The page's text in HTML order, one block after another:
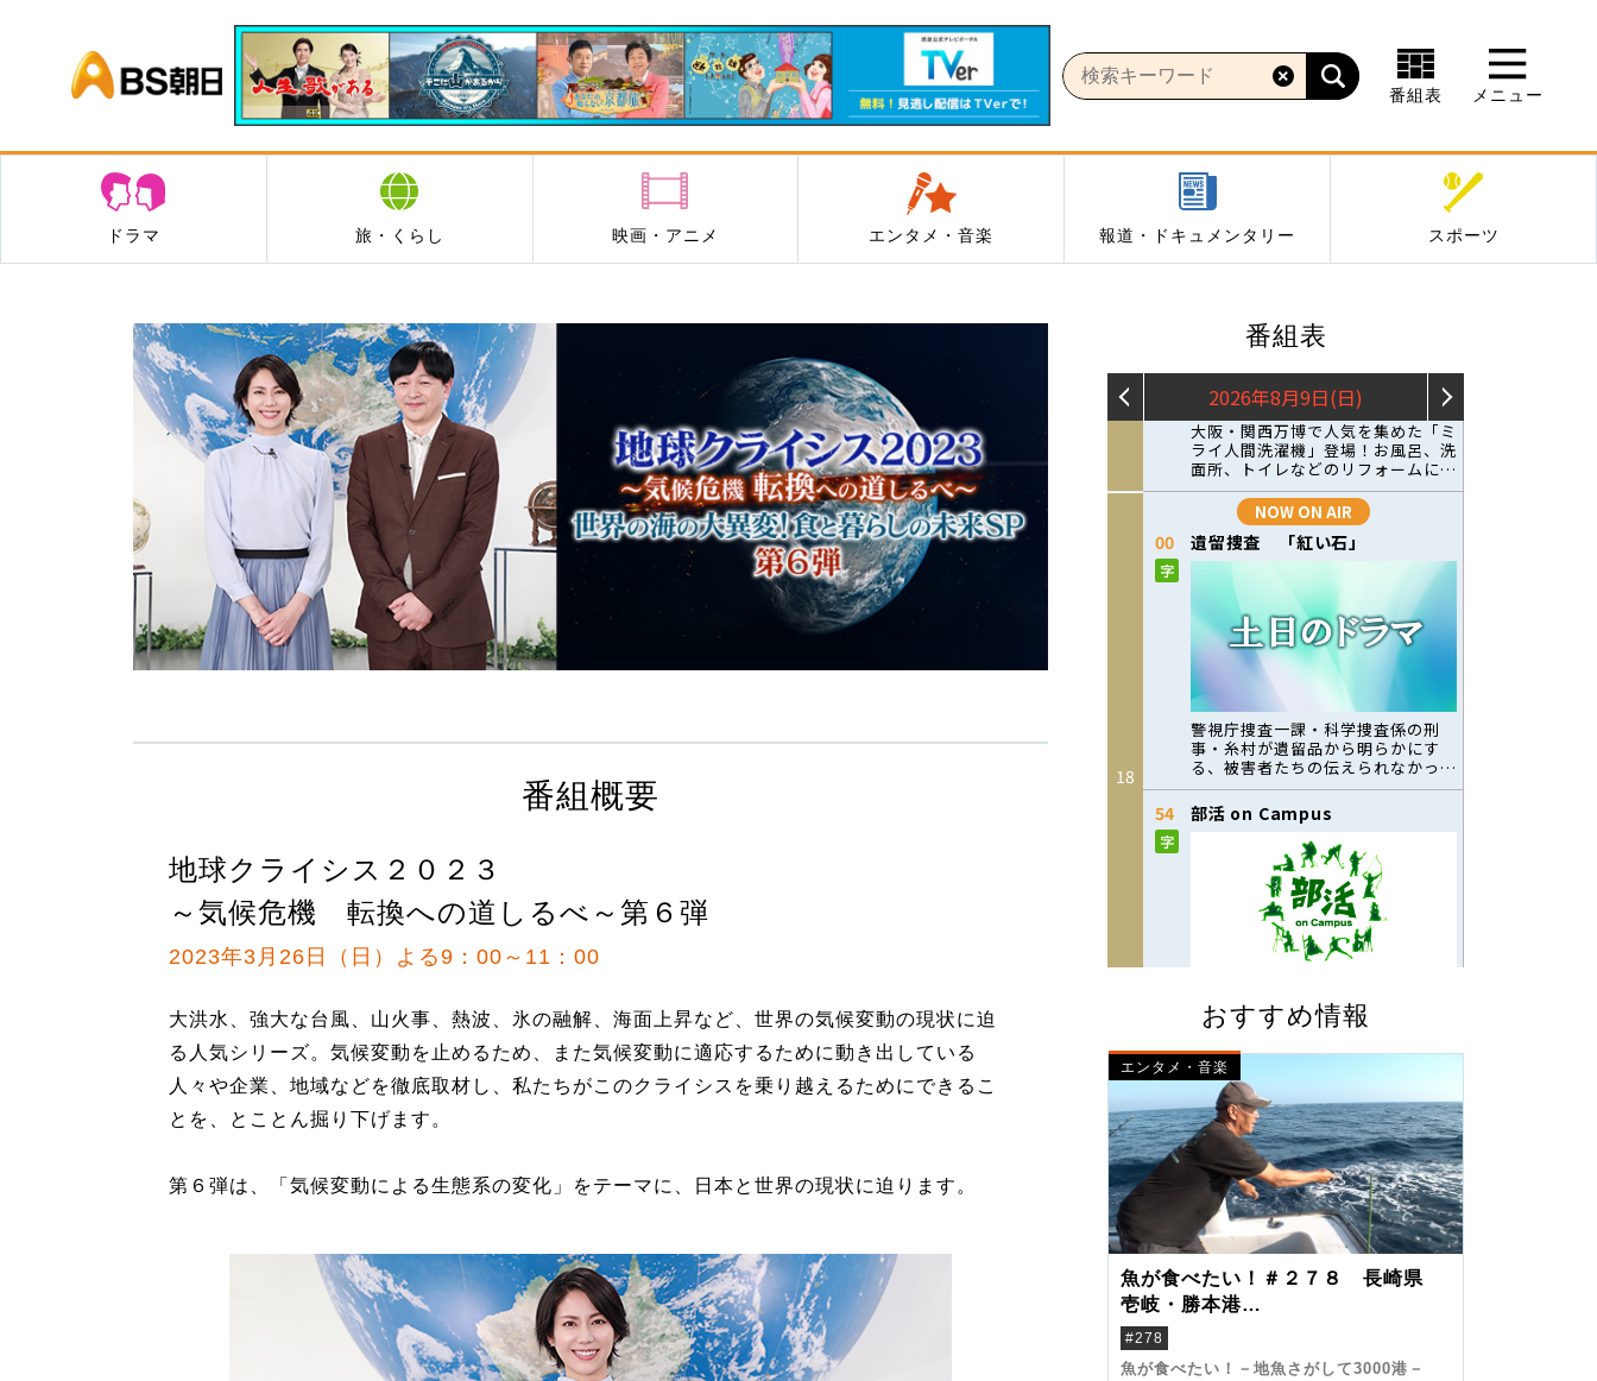
BS朝日
番組表 メニュー
ドラマ 旅・くらし 映画・アニメ エンタメ・音楽 報道・ドキュメンタリー スポーツ
番組表
おすすめ情報
エンタメ・音楽
魚が食べたい！＃２７８ 長崎県
壱岐・勝本港
（クロマグロ）
#278
魚が食べたい！－地魚さがして3000港－
番組概要
地球クライシス２０２３
～気候危機 転換への道しるべ～第６弾
2023年3月26日（日）よる9：00～11：00
大洪水、強大な台風、山火事、熱波、氷の融解、海面上昇など、世界の気候変動の現状に迫
る人気シリーズ。気候変動を止めるため、また気候変動に適応するために動き出している
人々や企業、地域などを徹底取材し、私たちがこのクライシスを乗り越えるためにできるこ
とを、とことん掘り下げます。
第６弾は、「気候変動による生態系の変化」をテーマに、日本と世界の現状に迫ります。